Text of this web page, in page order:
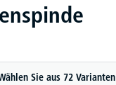
Sie aus 72 Varianten